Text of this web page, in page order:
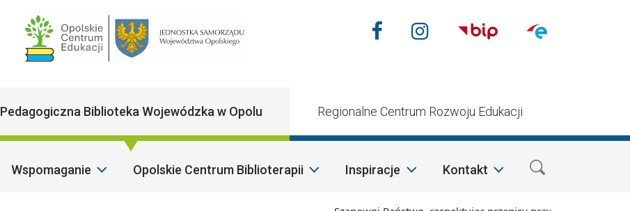
Main Navigation
Nasze media
FacebookInstagram
Pedagogiczna Biblioteka Wojewódzka w Opolu Regionalne Centrum Rozwoju Edukacji
Wspomaganie Opolskie Centrum Biblioterapii Inspiracje Kontakt